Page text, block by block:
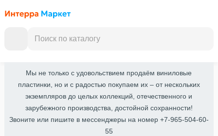
Мы не только с удовольствием продаём виниловые
пластинки, но и с радостью покупаем их – от нескольких
экземпляров до целых коллекций, отечественного и
зарубежного производства, достойной сохранности!
Звоните или пишите в мессенджеры на номер +7-965-504-60-
55